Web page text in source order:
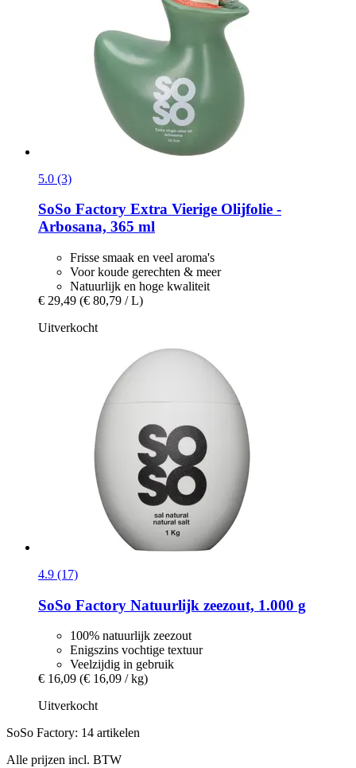
5.0 (3)
SoSo Factory Extra Vierige Olijfolie -​
Arbosana, 365 ml
Frisse smaak en veel aroma's
Voor koude gerechten & meer
Natuurlijk en hoge kwaliteit
€ 29,49 (€ 80,79 / L)
Uitverkocht
4.9 (17)
SoSo Factory Natuurlijk zeezout, 1.000 g
100% natuurlijk zeezout
Enigszins vochtige textuur
Veelzijdig in gebruik
€ 16,09 (€ 16,09 / kg)
Uitverkocht
SoSo Factory: 14 artikelen
Alle prijzen incl. BTW